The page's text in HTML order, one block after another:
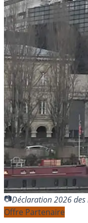
Déclaration 2026
Offre Partenaire